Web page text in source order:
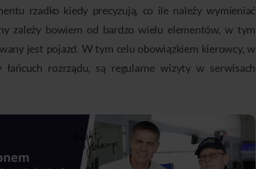
rzadko kiedy precyzują, co ile należy wymieniać
zależy bowiem od bardzo wielu elementów, w tym
jest pojazd. W tym celu obowiązkiem kierowcy, w
rozrządu, są regularne wizyty w serwisach